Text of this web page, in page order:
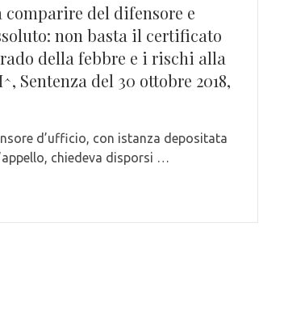
del difensore e
non basta il certificato
della febbre e i rischi alla
Sentenza del 30 ottobre 2018,
d’ufficio, con istanza depositata
chiedeva disporsi …